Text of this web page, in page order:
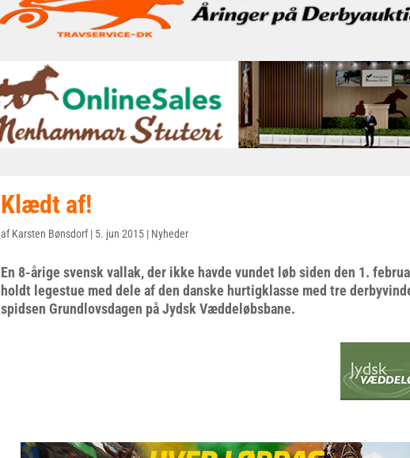
Klædt af!
afKarsten Bønsdorf| 5. jun 2015 | Nyheder
En 8-årige svensk vallak, der ikke havde vundet løb siden den 1.
holdt legestue med dele af den danske hurtigklasse med tre
spidsen Grundlovsdagen på Jydsk Væddeløbsbane.